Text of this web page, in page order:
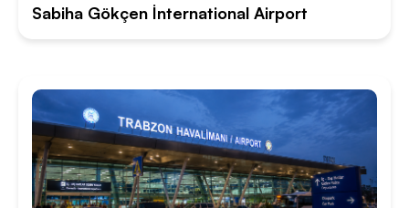
Sabiha Gökçen İnternational Airport